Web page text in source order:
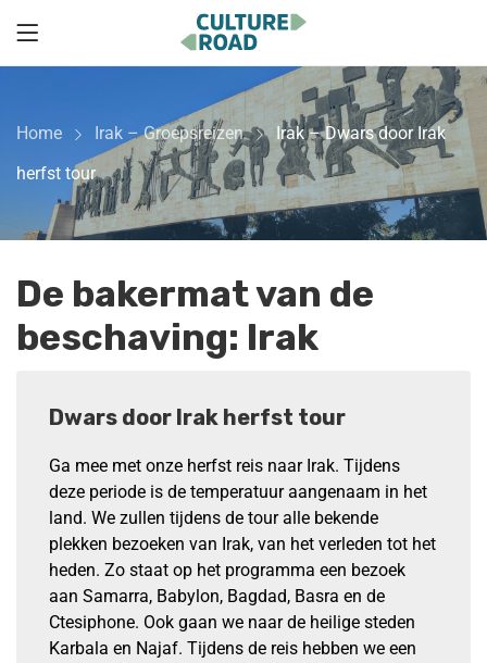
Home Irak – Groepsreizen
Irak – Dwars door Irak
herfst tour
De bakermat van de
beschaving: Irak
Dwars door Irak herfst tour
Ga mee met onze herfst reis naar Irak. Tijdens
deze periode is de temperatuur aangenaam in het
land. We zullen tijdens de tour alle bekende
plekken bezoeken van Irak, van het verleden tot het
heden. Zo staat op het programma een bezoek
aan Samarra, Babylon, Bagdad, Basra en de
Ctesiphone. Ook gaan we naar de heilige steden
Karbala en Najaf. Tijdens de reis hebben we een